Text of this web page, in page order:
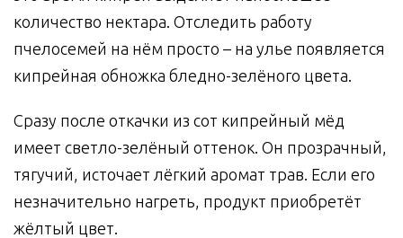
количество нектара. Отследить работу
пчелосемей на нём просто – на улье появляется
кипрейная обножка бледно-зелёного цвета.
Сразу после откачки из сот кипрейный мёд
имеет светло-зелёный оттенок. Он прозрачный,
тягучий, источает лёгкий аромат трав. Если его
незначительно нагреть, продукт приобретёт
жёлтый цвет.